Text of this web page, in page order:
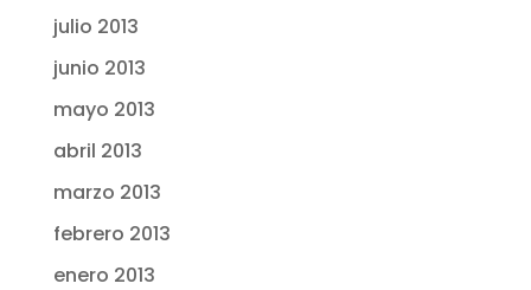
julio 2013
junio 2013
mayo 2013
abril 2013
marzo 2013
febrero 2013
enero 2013